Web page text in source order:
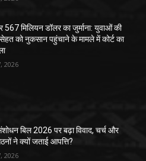
मिलियन डॉलर का जुर्माना: युवाओं की
को नुकसान पहुंचाने के मामले में कोर्ट का
2026
बिल 2026 पर बढ़ा विवाद, चर्च और
ने क्यों जताई आपत्ति?
2026